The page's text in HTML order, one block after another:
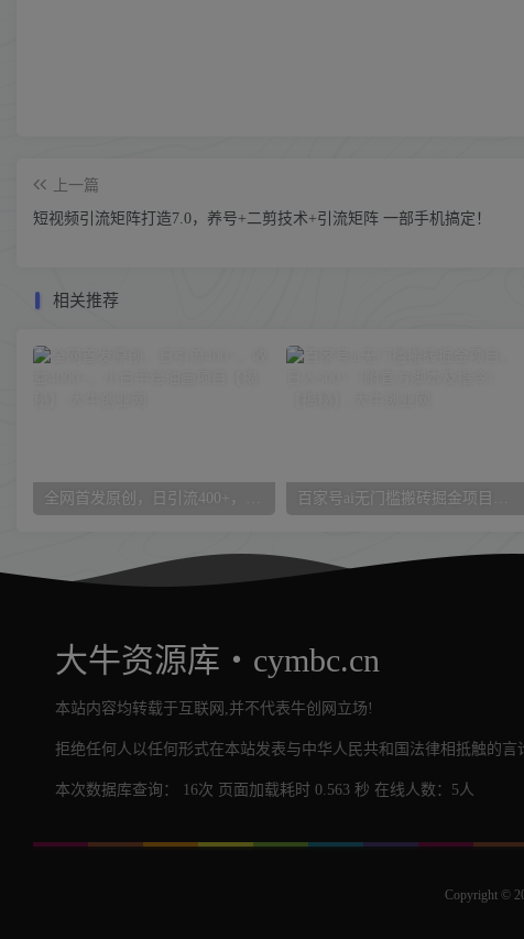
上一篇
短视频引流矩阵打造7.0，养号+二剪技术+引流矩阵 一部手机搞定！
相关推荐
大牛资源库・cymbc.cn
本站内容均转载于互联网,并不代表牛创网立场!
拒绝任何人以任何形式在本站发表与中华人民共和国法律相抵触的言
本次数据库查询： 16次 页面加载耗时 0.563 秒 在线人数：5人
Copyright ©